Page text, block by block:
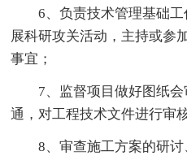
6、负责技术管理基础
展科研攻关活动，主持或参
事宜；
7、监督项目做好图纸
通，对工程技术文件进行审
8、审查施工方案的研